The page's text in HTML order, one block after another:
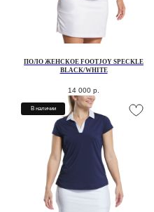
ПОЛО ЖЕНСКОЕ FOOTJOY SPECKLE
BLACK/WHITE
14 000 р.
В наличии